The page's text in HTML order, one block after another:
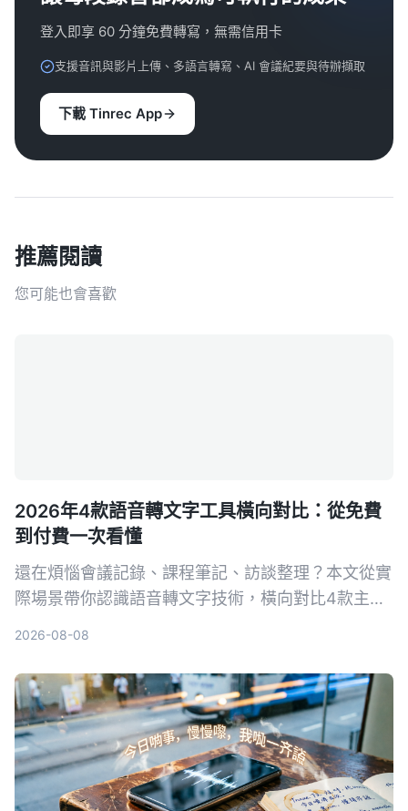
登入即享 60 分鐘免費轉寫，無需信用卡
支援音訊與影片上傳、多語言轉寫、AI 會議紀要與待辦擷取
下載 Tinrec App
推薦閱讀
您可能也會喜歡
2026年4款語音轉文字工具橫向對比：從免費
到付費一次看懂
還在煩惱會議記錄、課程筆記、訪談整理？本文從實
際場景帶你認識語音轉文字技術，橫向對比4款主流
2026-08-08